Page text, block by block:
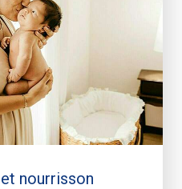
nourrisson